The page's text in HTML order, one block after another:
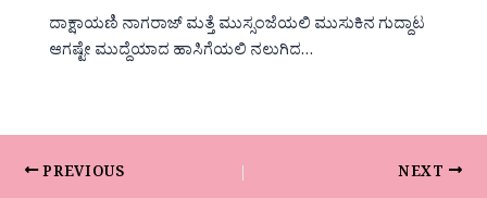
ದಾಕ್ಷಾಯಣಿ ನಾಗರಾಜ್ ಮತ್ತೆ ಮುಸ್ಸಂಜೆಯಲಿ ಮುಸುಕಿನ ಗುದ್ದಾಟ
ಆಗಷ್ಟೇ ಮುದ್ದೆಯಾದ ಹಾಸಿಗೆಯಲಿ ನಲುಗಿದ…
PREVIOUS NEXT